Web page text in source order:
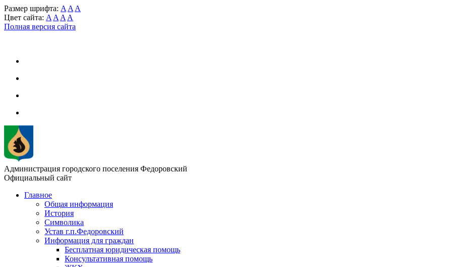
Размер шрифта: A A A
Цвет сайта: A A A A
Полная версия сайта
Администрация городского поселения Федоровский
Официальный сайт
Главное
Общая информация
История
Символика
Устав г.п.Федоровский
Информация для граждан
Бесплатная юридическая помощь
Консультативная помощь